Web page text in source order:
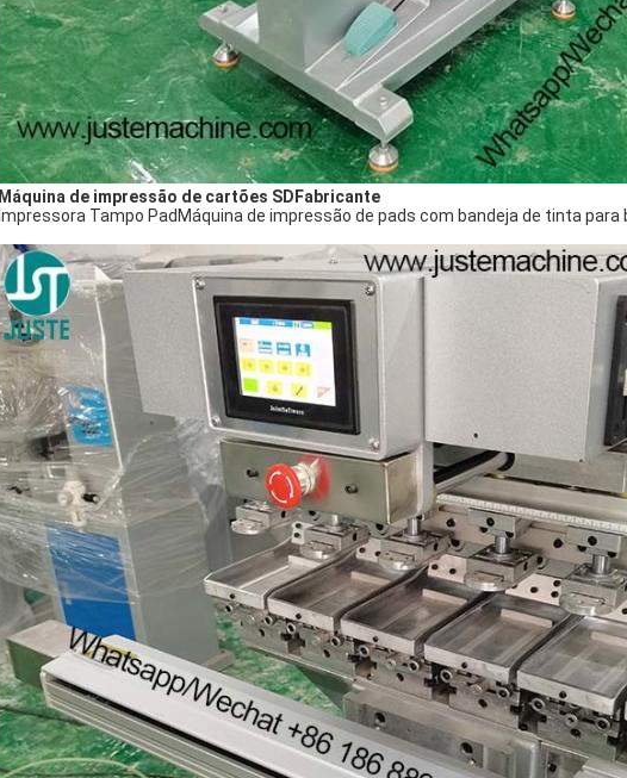
Máquina de impressão de cartões SD Fabricante
Impressora Tampo Pad Máquina de impressão de pads com bandeja de tinta